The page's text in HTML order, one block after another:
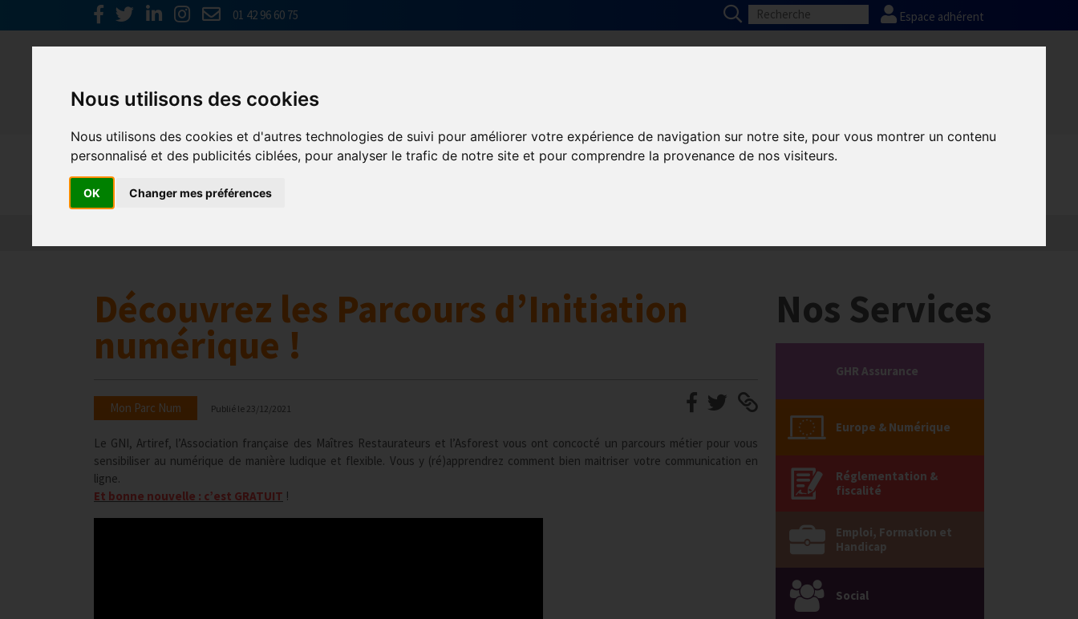
Nous utilisons des cookies
Nous utilisons des cookies et d'autres technologies de suivi pour améliorer votre expérience de navigation sur notre site, pour vous montrer un contenu
personnalisé et des publicités ciblées, pour analyser le trafic de notre site et pour comprendre la provenance de nos visiteurs.
OK Changer mes préférences
01 42 96 60 75 Espace adhérent
Europe & Numérique
Découvrez les Parcours d’Initiation
numérique !
Mon Parc Num Publié le 23/12/2021
Le GNI, Artiref, l’Association française des Maîtres Restaurateurs et l’Asforest vous ont concocté un parcours métier pour vous
sensibiliser au numérique de manière ludique et flexible. Vous y (ré)apprendrez comment bien maitriser votre communication en
ligne.
Et bonne nouvelle : c’est GRATUIT !
Nos Services
GHR Assurance
Europe & Numérique
Réglementation &
fiscalité
Emploi, Formation et
Handicap
Social